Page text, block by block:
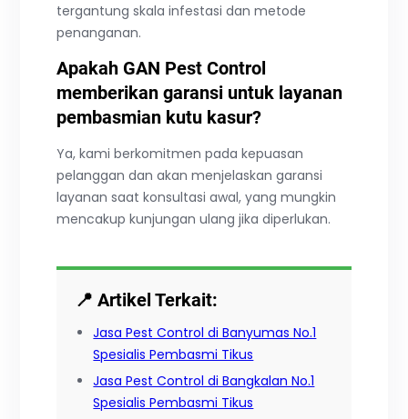
tergantung skala infestasi dan metode
penanganan.
Apakah GAN Pest Control
memberikan garansi untuk layanan
pembasmian kutu kasur?
Ya, kami berkomitmen pada kepuasan
pelanggan dan akan menjelaskan garansi
layanan saat konsultasi awal, yang mungkin
mencakup kunjungan ulang jika diperlukan.
📍 Artikel Terkait:
Jasa Pest Control di Banyumas No.1
Spesialis Pembasmi Tikus
Jasa Pest Control di Bangkalan No.1
Spesialis Pembasmi Tikus